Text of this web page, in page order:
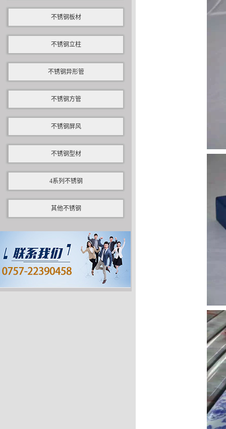
不锈钢板材
不锈钢立柱
不锈钢异形管
不锈钢方管
不锈钢屏风
不锈钢型材
4系列不锈钢
其他不锈钢